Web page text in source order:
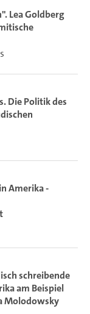
Lea Goldberg
Die Politik des
Amerika -
schreibende
am Beispiel
Molodowsky